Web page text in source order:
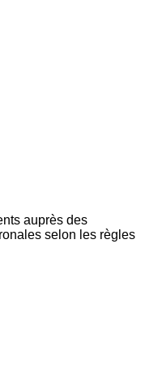
auprès des
selon les règles